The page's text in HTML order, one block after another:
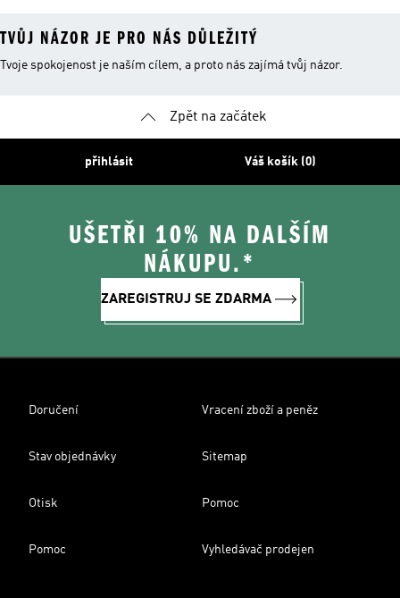
TVŮJ NÁZOR JE PRO NÁS DŮLEŽITÝ
Tvoje spokojenost je naším cílem, a proto nás zajímá tvůj názor.
Zpět na začátek
přihlásit Váš košík (0)
UŠETŘI 10% NA DALŠÍM
NÁKUPU.*
ZAREGISTRUJ SE ZDARMA
Doručení Vracení zboží a peněz
Stav objednávky Sitemap
Otisk Pomoc
Pomoc Vyhledávač prodejen